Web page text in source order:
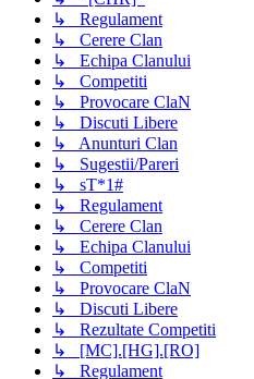
↳ Regulament
↳ Cerere Clan
↳ Echipa Clanului
↳ Competiti
↳ Provocare ClaN
↳ Discuti Libere
↳ Anunturi Clan
↳ Sugestii/Pareri
↳ sT*1#
↳ Regulament
↳ Cerere Clan
↳ Echipa Clanului
↳ Competiti
↳ Provocare ClaN
↳ Discuti Libere
↳ Rezultate Competiti
↳ [MC].[HG].[RO]
↳ Regulament